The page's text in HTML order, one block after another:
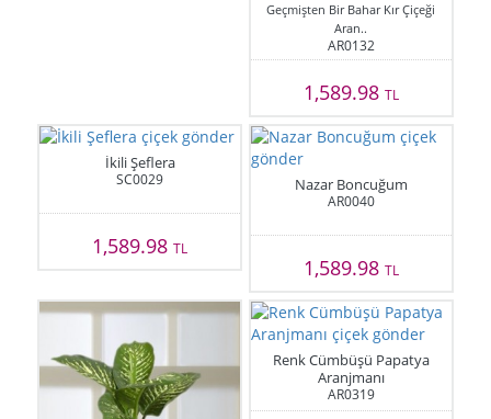
Geçmişten Bir Bahar Kır Çiçeği
Aran..
AR0132
1,589.98 TL
İkili Şeflera
SC0029
1,589.98TL
Nazar Boncuğum
AR0040
1,589.98 TL
Renk Cümbüşü Papatya
Aranjmanı
AR0319